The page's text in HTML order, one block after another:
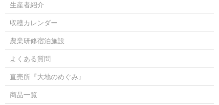
生産者紹介
収穫カレンダー
農業研修宿泊施設
よくある質問
直売所『大地のめぐみ』
商品一覧